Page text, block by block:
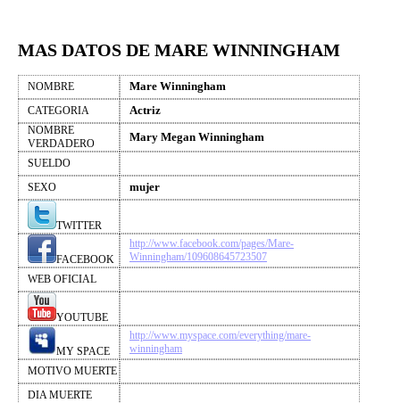
MAS DATOS DE MARE WINNINGHAM
NOMBRE Mare Winningham
CATEGORIA Actriz
NOMBRE
VERDADERO
Mary Megan Winningham
SUELDO
SEXO
mujer
TWITTER
FACEBOOK
http://www.facebook.com/pages/Mare-
Winningham/109608645723507
WEB OFICIAL
YOUTUBE
MY SPACE
http://www.myspace.com/everything/mare-
winningham
MOTIVO MUERTE
DIA MUERTE